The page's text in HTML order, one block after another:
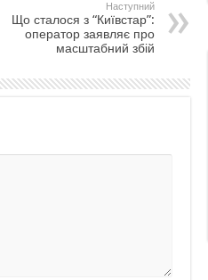
Наступний
Що сталося з “Київстар”:
оператор заявляє про
масштабний збій